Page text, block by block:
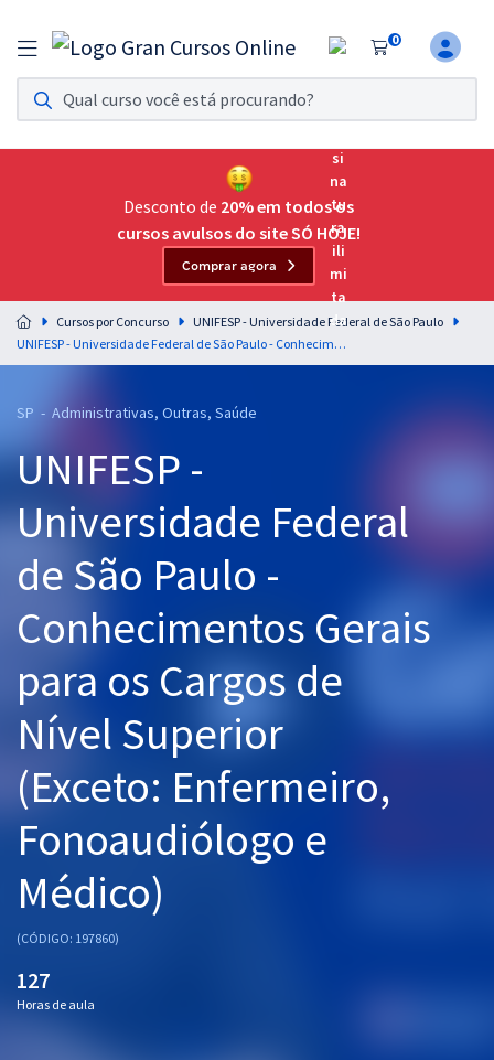
0
Assinatura Ilimitada 11
Acesso a todos os cursos. Teste grátis por 7 dias!
Assinatura OAB Até Passar
Acesso ilimitado a toda preparação para o Exame da
Residências Multiprofissionais
Preparação completa e intensiva para as principais
residências em saúde do Brasil
Cursos 20% OFF
Graduação
OAB
Questões grátis
Conteúdo gratuito
Blog
Aprovados
Desconto de 20% em todos os
cursos avulsos do site SÓ HOJE!
Comprar agora
Cursos por Concurso
UNIFESP - Universidade Federal de São Paulo
UNIFESP - Universidade Federal de São Paulo - Conhecimentos Gerais para os Cargos de Nível Superior (Exceto: Enfermeiro, Fonoaudiólogo e Médico)
SP - Administrativas, Outras, Saúde
UNIFESP -
Universidade Federal
de São Paulo -
Conhecimentos Gerais
para os Cargos de
Nível Superior
(Exceto: Enfermeiro,
Fonoaudiólogo e
Médico)
(CÓDIGO: 197860)
127
Horas de aula